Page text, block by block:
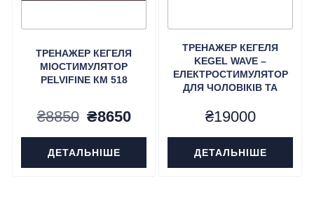
ТРЕНАЖЕР КЕГЕЛЯ
МІОСТИМУЛЯТОР
PELVIFINE КМ 518
₴8850 Оригінальна
ціна:
₴8850.
₴8650Поточна
ціна:
₴8650.
ДЕТАЛЬНІШЕ
ТРЕНАЖЕР КЕГЕЛЯ
KEGEL WAVE –
ЕЛЕКТРОСТИМУЛЯТОР
ДЛЯ ЧОЛОВІКІВ ТА
₴19000
ДЕТАЛЬНІШЕ